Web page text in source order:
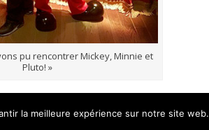
pu rencontrer Mickey, Minnie et
Pluto! »
la meilleure expérience sur notre site web.